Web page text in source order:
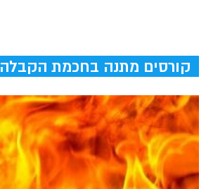
קורסים מתנה בחכמת הקבלה